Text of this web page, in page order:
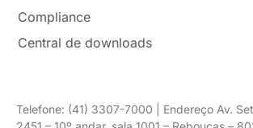
Compliance
Central de downloads
Telefone: (41) 3307-7000 | Endereço Av.